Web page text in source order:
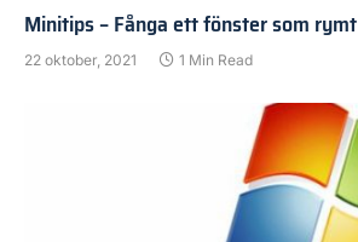
Minitips – Fånga ett fönster som rymt
22 oktober, 2021 1 Min Read